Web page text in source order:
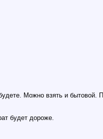
Можно взять и бытовой.
будет дороже.